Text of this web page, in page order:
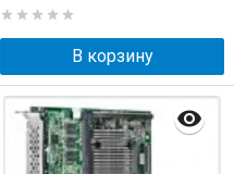
В корзину